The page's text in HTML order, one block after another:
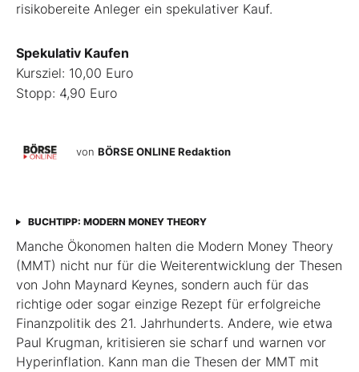
risikobereite Anleger ein spekulativer Kauf.
Spekulativ Kaufen
Kursziel: 10,00 Euro
Stopp: 4,90 Euro
von BÖRSE ONLINE Redaktion
BUCHTIPP: MODERN MONEY THEORY
Manche Ökonomen halten die Modern Money Theory
(MMT) nicht nur für die Weiterentwicklung der Thesen
von John Maynard Keynes, sondern auch für das
richtige oder sogar einzige Rezept für erfolgreiche
Finanzpolitik des 21. Jahrhunderts. Andere, wie etwa
Paul Krugman, kritisieren sie scharf und warnen vor
Hyperinflation. Kann man die Thesen der MMT mit